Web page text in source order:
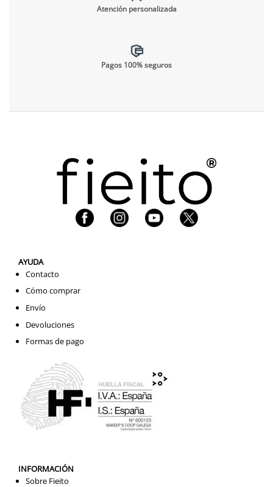
Atención personalizada
Pagos 100% seguros
AYUDA
Contacto
Cómo comprar
Envío
Devoluciones
Formas de pago
INFORMACIÓN
Sobre Fieito